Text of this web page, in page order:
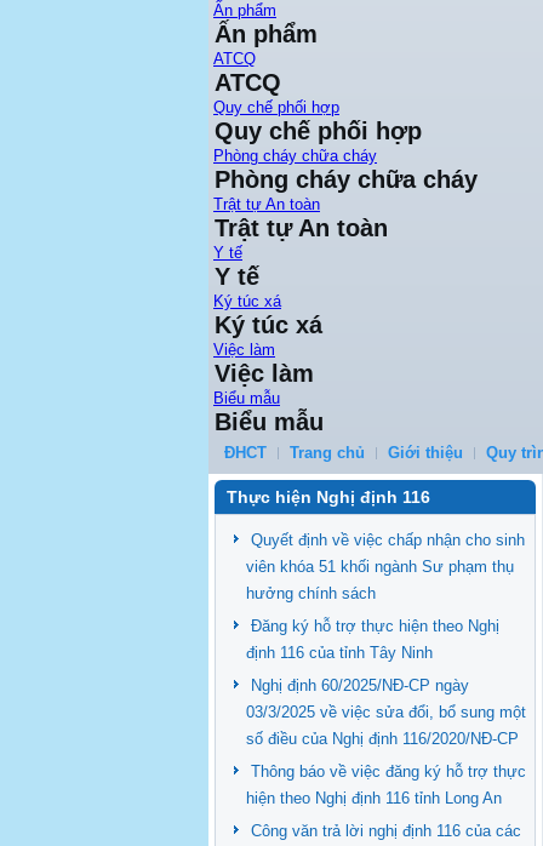
Ấn phẩm
Ấn phẩm
ATCQ
ATCQ
Quy chế phối hợp
Quy chế phối hợp
Phòng cháy chữa cháy
Phòng cháy chữa cháy
Trật tự An toàn
Trật tự An toàn
Y tế
Y tế
Ký túc xá
Ký túc xá
Việc làm
Việc làm
Biểu mẫu
Biểu mẫu
ĐHCT Trang chủ Giới thiệu Quy
Thực hiện Nghị định 116
Quyết định về việc chấp nhận cho sinh
viên khóa 51 khối ngành Sư phạm thụ
hưởng chính sách
Đăng ký hỗ trợ thực hiện theo Nghị
định 116 của tỉnh Tây Ninh
Nghị định 60/2025/NĐ-CP ngày
03/3/2025 về việc sửa đổi, bổ sung một
số điều của Nghị định 116/2020/NĐ-CP
Thông báo về việc đăng ký hỗ trợ thực
hiện theo Nghị định 116 tỉnh Long An
Công văn trả lời nghị định 116 của các